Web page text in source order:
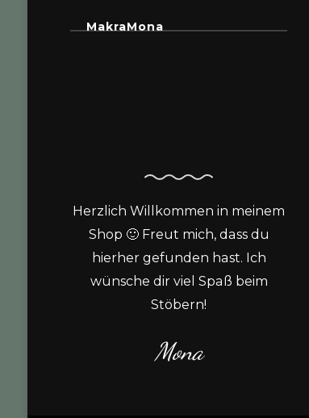
MakraMona
Herzlich Willkommen in meinem
Shop 🙂 Freut mich, dass du
hierher gefunden hast. Ich
wünsche dir viel Spaß beim
Stöbern!
Mona